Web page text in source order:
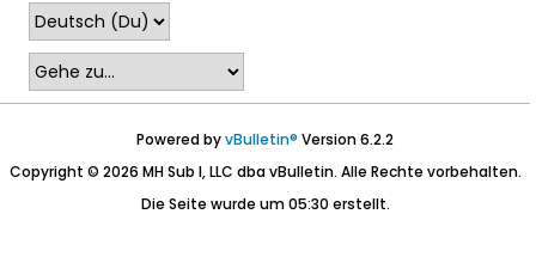
Powered byvBulletin® Version 6.2.2
Copyright © 2026 MH Sub I, LLC dba vBulletin. Alle Rechte vorbehalten.
Die Seite wurde um 05:30 erstellt.